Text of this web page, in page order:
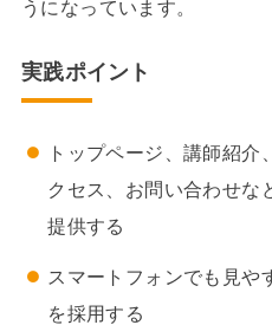
うになっています。
実践ポイント
トップページ、講師紹介
クセス、お問い合わせな
提供する
スマートフォンでも見や
を採用する